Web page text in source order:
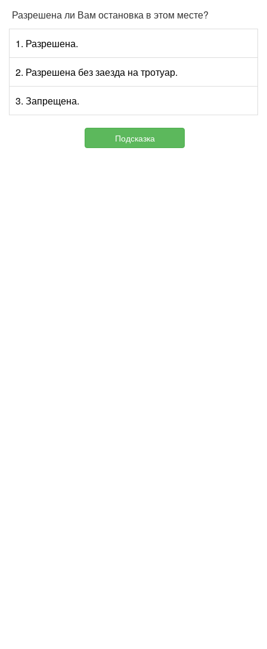
Разрешена ли Вам остановка в этом месте?
1. Разрешена.
2. Разрешена без заезда на тротуар.
3. Запрещена.
Подсказка